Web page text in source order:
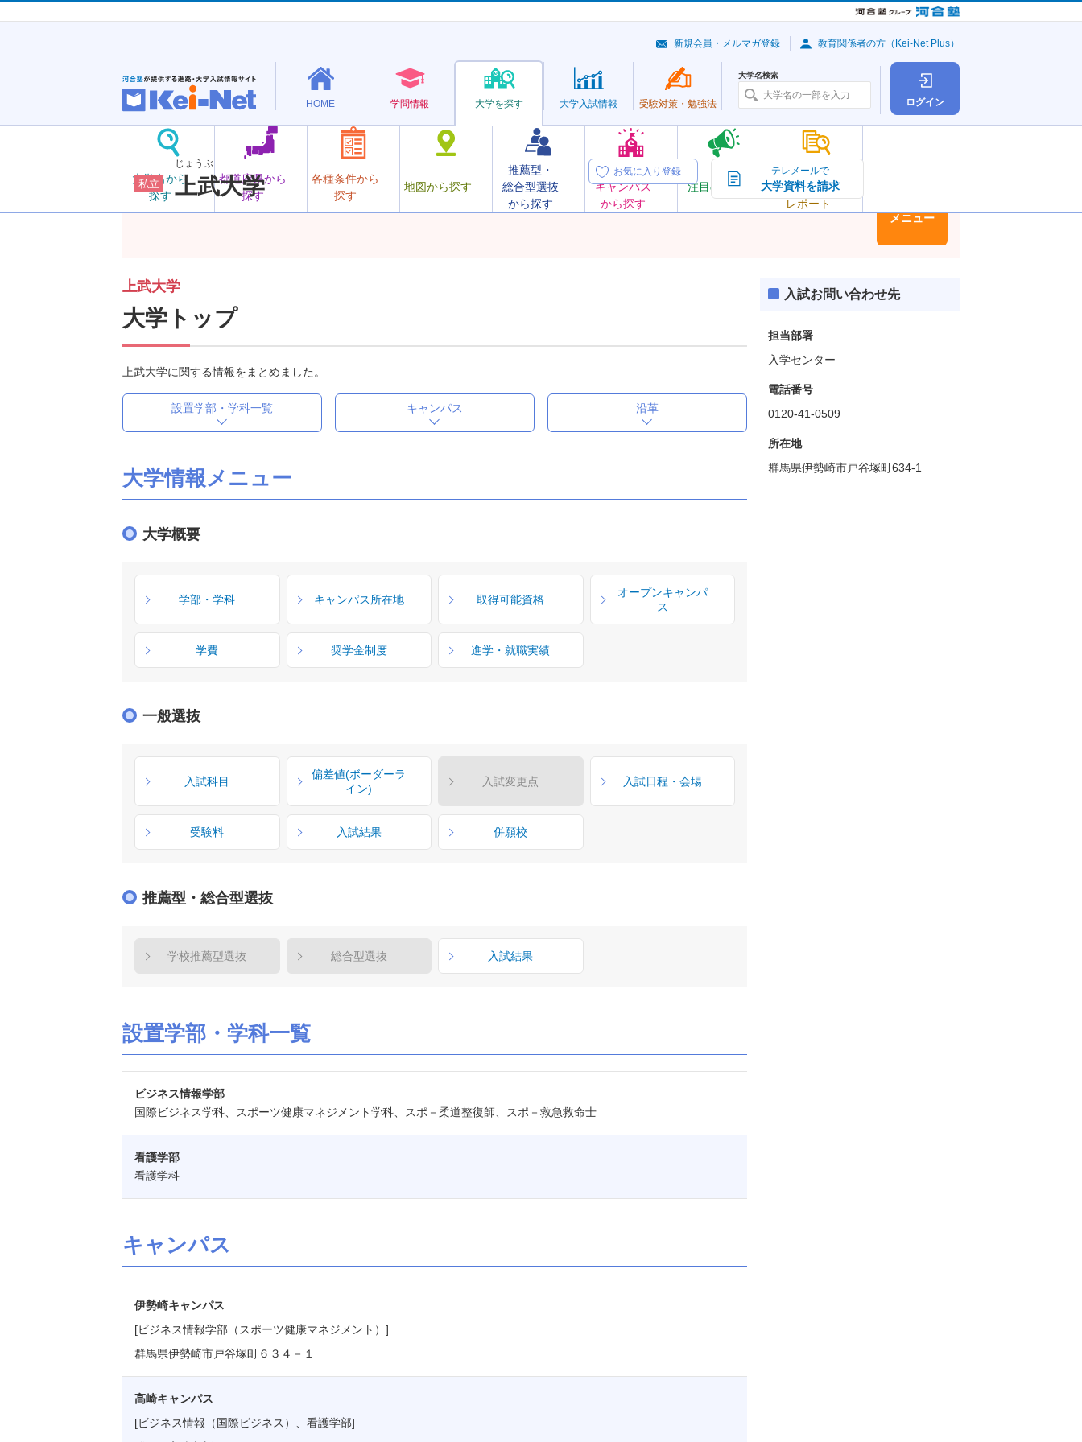
ログイン
HOME 学問情報 大学を探す
大学名から
探す
都道府県から
探す
各種条件から
探す
地図から探す
推薦型・
総合型選抜
から探す
オープン
キャンパス
から探す
注目の大学
大学の今
トピック＆
レポート
大学入試情報 受験対策・ 勉強法
大学名検索
新規会員・メルマガ登録 教育関係者の方（Kei-Net Plus）
私立
じょうぶ
上武大学
お気に入り登録 テレメールで
大学資料を請求
メニュー
上武大学
大学トップ
上武大学に関する情報をまとめました。
設置学部・学科一覧 キャンパス 沿革
大学情報メニュー
大学概要
学部・学科 キャンパス所在地 取得可能資格
オープンキャンパ
ス
学費 奨学金制度 進学・就職実績
一般選抜
入試科目
偏差値(ボーダーラ
イン)
入試変更点 入試日程・会場
受験料 入試結果 併願校
推薦型・総合型選抜
学校推薦型選抜 総合型選抜 入試結果
設置学部・学科一覧
ビジネス情報学部
国際ビジネス学科、スポーツ健康マネジメント学科、スポ－柔道整復師、スポ－救急救命士
看護学部
看護学科
キャンパス
伊勢崎キャンパス
[ビジネス情報学部（スポーツ健康マネジメント）]
群馬県伊勢崎市戸谷塚町６３４－１
高崎キャンパス
[ビジネス情報（国際ビジネス）、看護学部]
入試お問い合わせ先
担当部署
入学センター
電話番号
0120-41-0509
所在地
群馬県伊勢崎市戸谷塚町634-1